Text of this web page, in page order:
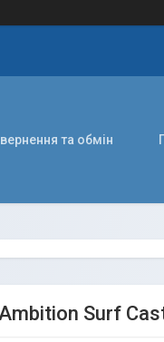
та обмін
Surf